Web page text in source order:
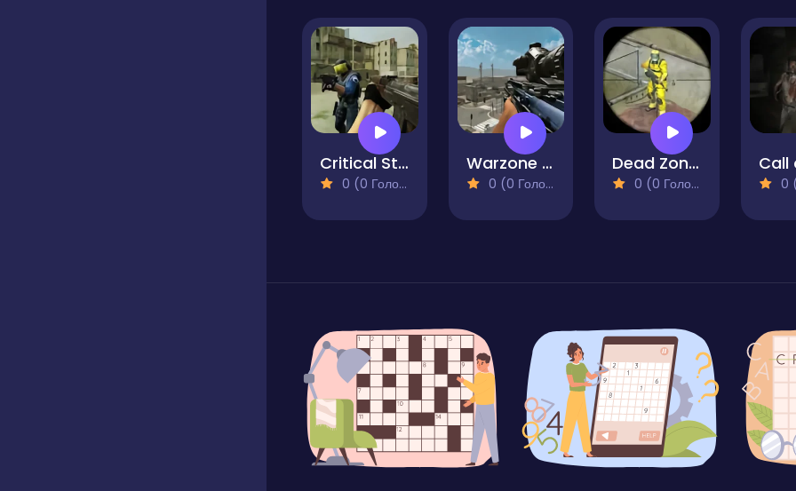
Critical Strike Zero
0 (0 Голосів)
Warzone Sniper
0 (0 Голосів)
Dead Zone Sniper
0 (0 Голосів) 0